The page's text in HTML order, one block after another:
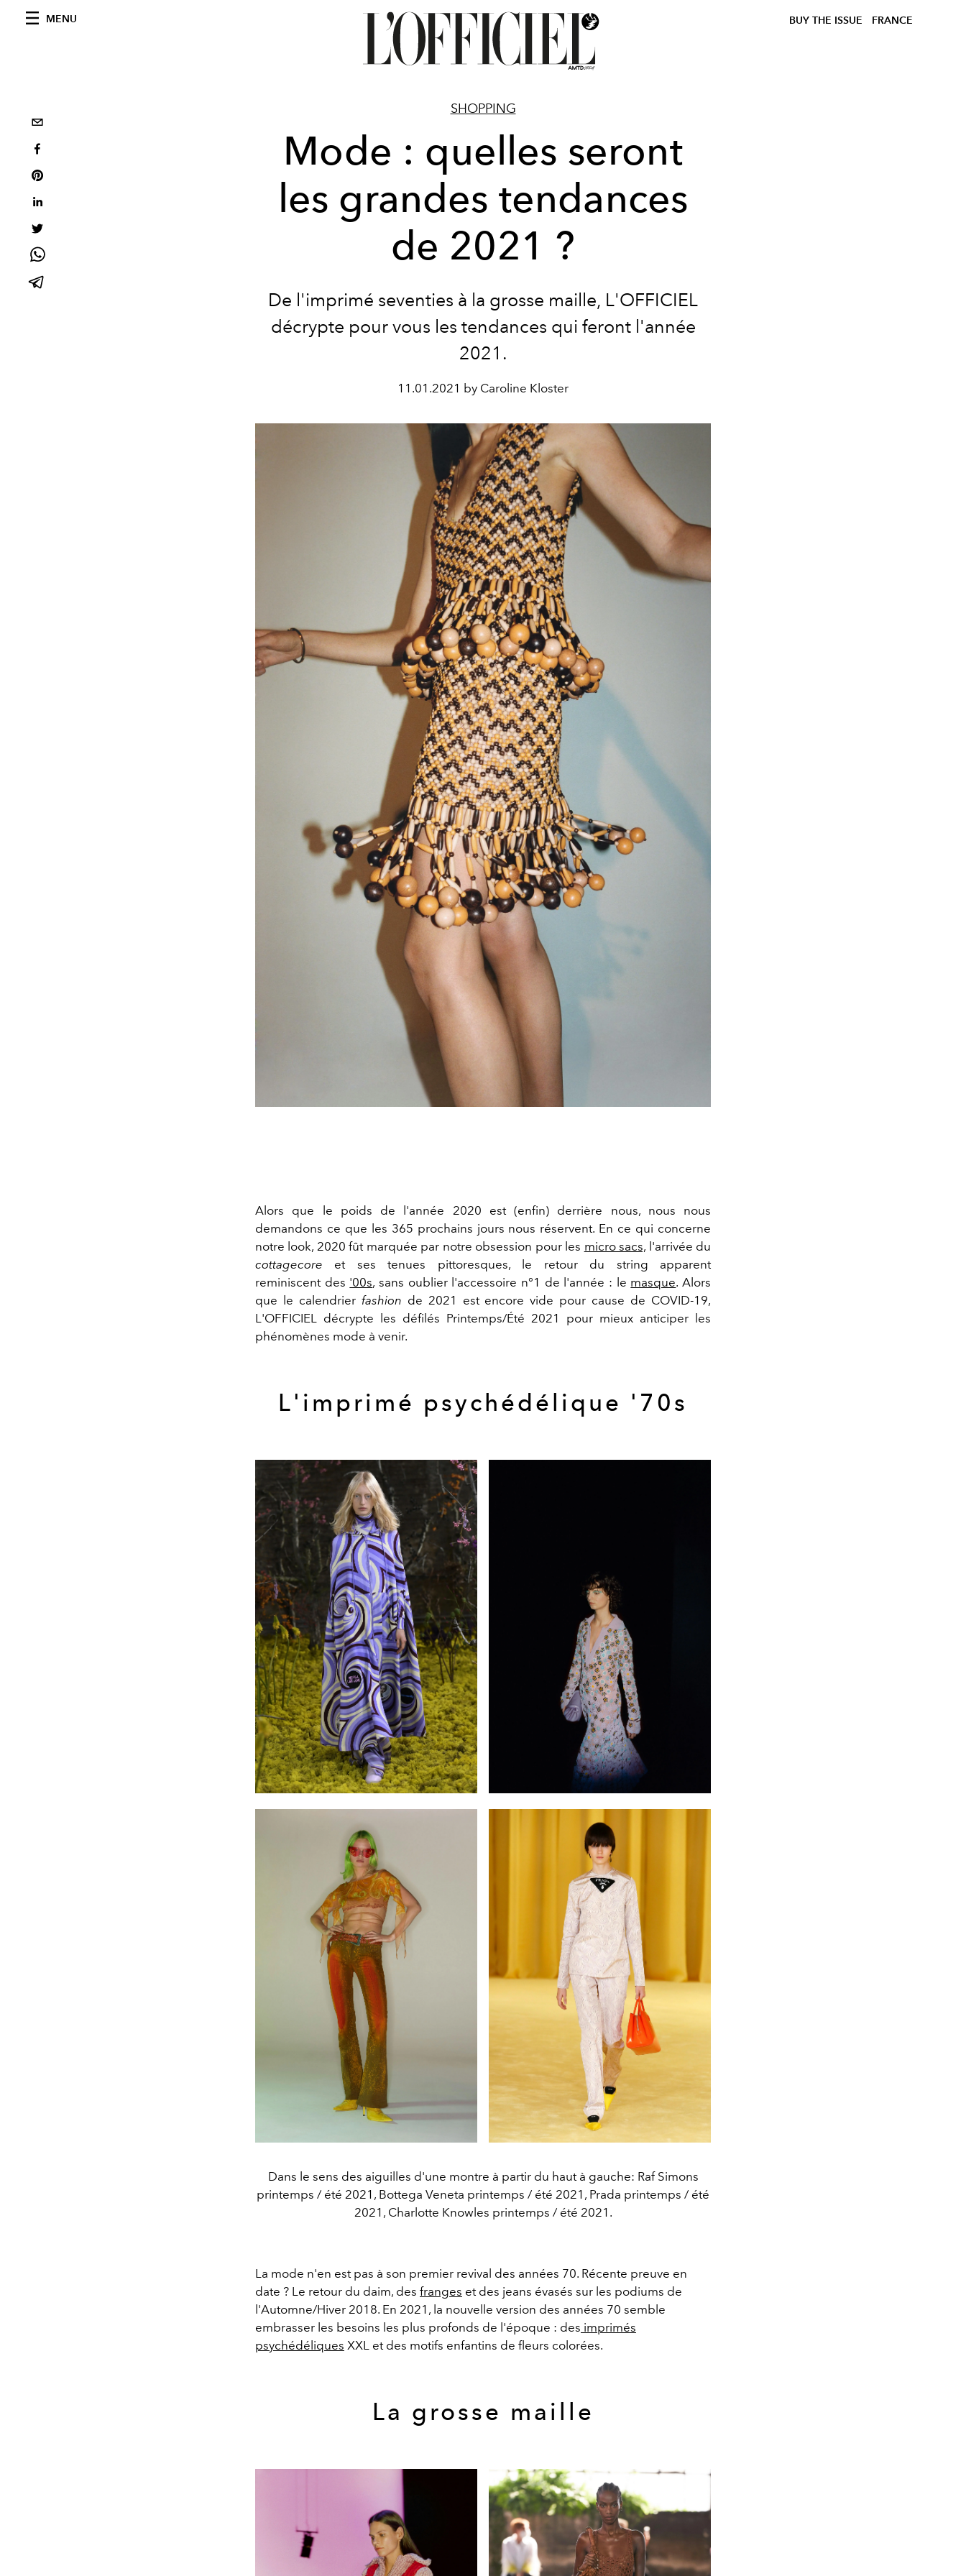
MENU BUY THE ISSUE FRANCE
SHOPPING
Mode : quelles seront
les grandes tendances
de 2021 ?
De l'imprimé seventies à la grosse maille, L'OFFICIEL
décrypte pour vous les tendances qui feront l'année
2021.
11.01.2021 by Caroline Kloster
Alors que le poids de l'année 2020 est (enfin) derrière nous, nous nous
demandons ce que les 365 prochains jours nous réservent. En ce qui concerne
notre look, 2020 fût marquée par notre obsession pour les micro sacs, l'arrivée du
cottagecore et ses tenues pittoresques, le retour du string apparent
reminiscent des '00s, sans oublier l'accessoire n°1 de l'année : le masque. Alors
que le calendrier fashion de 2021 est encore vide pour cause de COVID-19,
L'OFFICIEL décrypte les défilés Printemps/Été 2021 pour mieux anticiper les
phénomènes mode à venir.
L'imprimé psychédélique '70s
Dans le sens des aiguilles d'une montre à partir du haut à gauche: Raf Simons
printemps / été 2021, Bottega Veneta printemps / été 2021, Prada printemps / été
2021, Charlotte Knowles printemps / été 2021.
La mode n'en est pas à son premier revival des années 70. Récente preuve en
date ? Le retour du daim, des franges et des jeans évasés sur les podiums de
l'Automne/Hiver 2018. En 2021, la nouvelle version des années 70 semble
embrasser les besoins les plus profonds de l'époque : des imprimés
psychédéliques XXL et des motifs enfantins de fleurs colorées.
La grosse maille